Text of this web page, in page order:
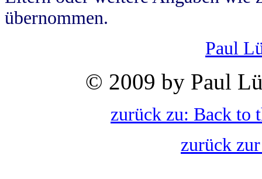
übernommen.
Paul
© 2009 by Paul
zurück zu: Back to
zurück